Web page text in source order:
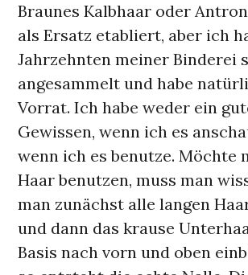
Braunes Kalbhaar oder
als Ersatz etabliert, aber ich
Jahrzehnten meiner Binderei
angesammelt und habe
Vorrat. Ich habe weder ein
Gewissen, wenn ich es
wenn ich es benutze. Möchte
Haar benutzen, muss man
man zunächst alle langen
und dann das krause
Basis nach vorn und oben